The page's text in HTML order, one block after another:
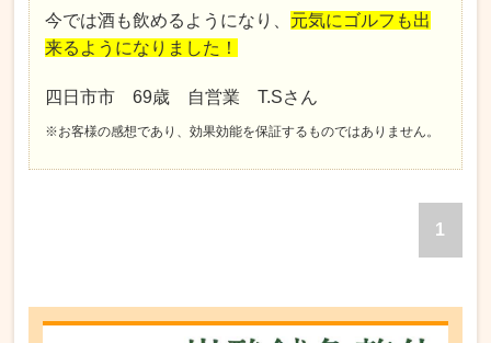
今では酒も飲めるようになり、 元気にゴルフも出
来るようになりました！
四日市市 69歳 自営業 T.Sさん
※お客様の感想であり、効果効能を保証するものではありません。
1